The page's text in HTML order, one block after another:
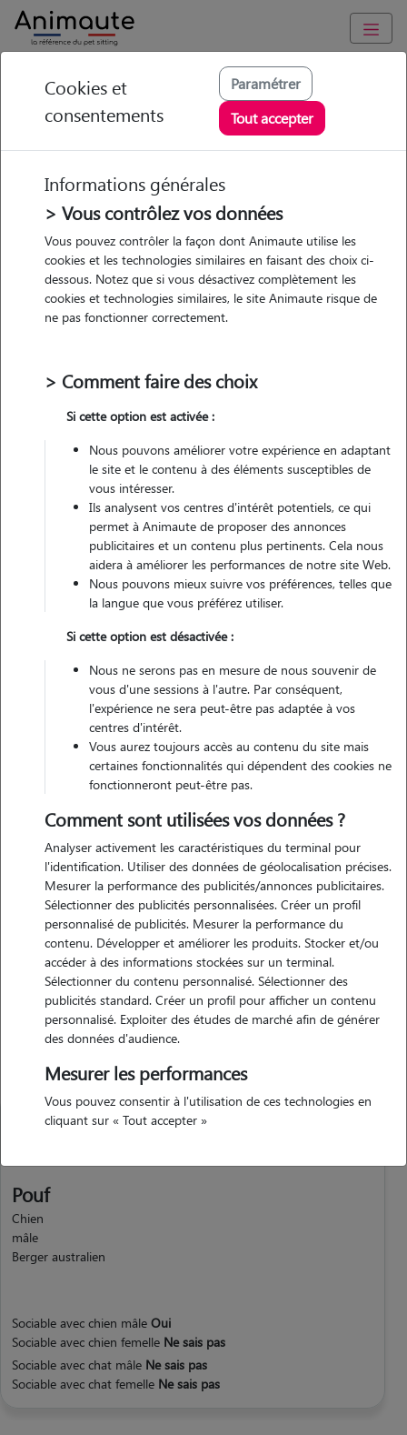
Animaute Hauts-de-France / Croix
Line - Petsitter à
CROIX
• 20 ans
Non véhiculé
Contacter
L'envoi d'une demande est sans engagement
bonjour, je souhaite garder vos animaux leur rendre visite les
premiers points car j'ai toujours été fan des animaux depuis toute
petite. j'ai un berger australien à la maison. j'ai eu des lapins des
chats dans mon enfance. donc j'aime passer du temps avec eux.
Expérience
australien dont je m'occupe quotidiennement (promenades, jeux,
soins et alimentation). j'ai également eu un lapin et plusieurs chats, ce
qui m'a permis d'apprendre à répondre aux besoins de différentes
espèces. de plus, j'ai déjà promené à plusieurs reprises les chiens de
membres de ma famille, ce qui m'a permis de gagner en confiance et
en expérience avec des chiens de tailles et de caractères variés
Animaux
Pouf
Chien
mâle
Berger australien
Sociable avec chien mâle Oui
Sociable avec chien femelle Ne sais pas
Sociable avec chat mâle Ne sais pas
Sociable avec chat femelle Ne sais pas
Cookies et
consentements
Paramétrer
Tout accepter
Informations générales
> Vous contrôlez vos données
Vous pouvez contrôler la façon dont Animaute utilise les
cookies et les technologies similaires en faisant des choix ci-
dessous. Notez que si vous désactivez complètement les
cookies et technologies similaires, le site Animaute risque de
ne pas fonctionner correctement.
> Comment faire des choix
Si cette option est activée :
Nous pouvons améliorer votre expérience en adaptant
le site et le contenu à des éléments susceptibles de
vous intéresser.
Ils analysent vos centres d'intérêt potentiels, ce qui
permet à Animaute de proposer des annonces
publicitaires et un contenu plus pertinents. Cela nous
aidera à améliorer les performances de notre site Web.
Nous pouvons mieux suivre vos préférences, telles que
la langue que vous préférez utiliser.
Si cette option est désactivée :
Nous ne serons pas en mesure de nous souvenir de
vous d'une sessions à l'autre. Par conséquent,
l'expérience ne sera peut-être pas adaptée à vos
centres d'intérêt.
Vous aurez toujours accès au contenu du site mais
certaines fonctionnalités qui dépendent des cookies ne
fonctionneront peut-être pas.
Comment sont utilisées vos données ?
Analyser activement les caractéristiques du terminal pour
l'identification. Utiliser des données de géolocalisation précises.
Mesurer la performance des publicités/annonces publicitaires.
Sélectionner des publicités personnalisées. Créer un profil
personnalisé de publicités. Mesurer la performance du
contenu. Développer et améliorer les produits. Stocker et/ou
accéder à des informations stockées sur un terminal.
Sélectionner du contenu personnalisé. Sélectionner des
publicités standard. Créer un profil pour afficher un contenu
personnalisé. Exploiter des études de marché afin de générer
des données d'audience.
Mesurer les performances
Vous pouvez consentir à l'utilisation de ces technologies en
cliquant sur « Tout accepter »